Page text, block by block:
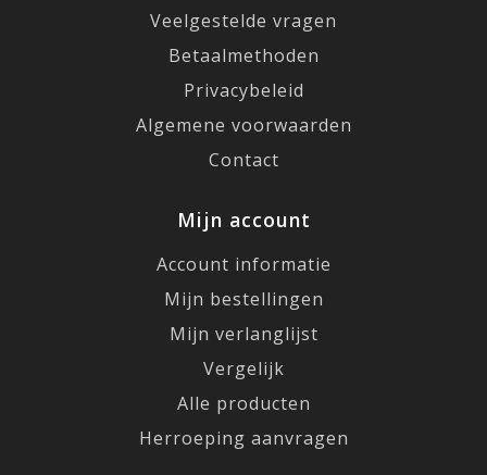
Veelgestelde vragen
Betaalmethoden
Privacybeleid
Algemene voorwaarden
Contact
Mijn account
Account informatie
Mijn bestellingen
Mijn verlanglijst
Vergelijk
Alle producten
Herroeping aanvragen